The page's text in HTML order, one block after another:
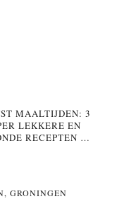
MAALTIJDEN: 3
LEKKERE EN
RECEPTEN …
, GRONINGEN